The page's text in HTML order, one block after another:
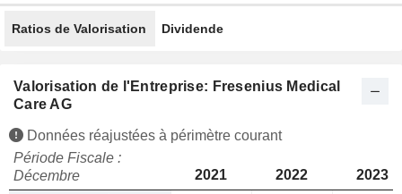
Ratios de Valorisation Dividende
Valorisation de l'Entreprise: Fresenius Medical
Care AG
Données réajustées à périmètre courant
Période Fiscale :
Décembre
2021 2022
2023